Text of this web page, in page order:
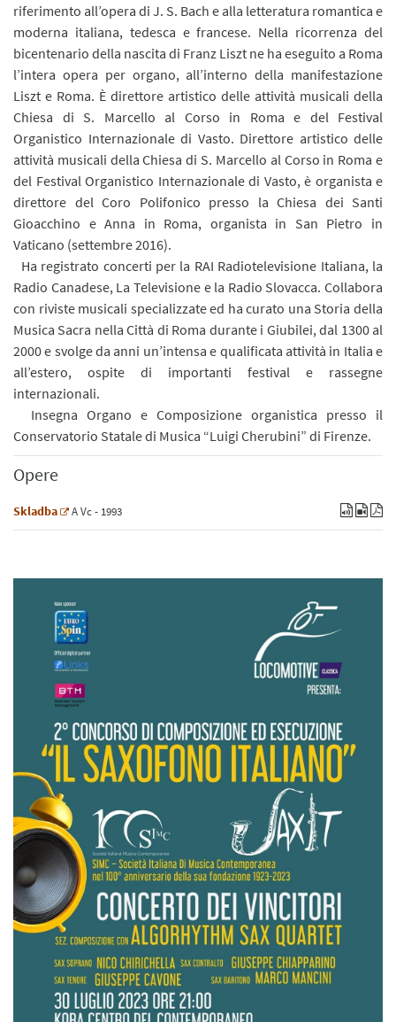
riferimento all’opera di J. S. Bach e alla letteratura romantica e
moderna italiana, tedesca e francese. Nella ricorrenza del
bicentenario della nascita di Franz Liszt ne ha eseguito a Roma
l’intera opera per organo, all’interno della manifestazione
Liszt e Roma. È direttore artistico delle attività musicali della
Chiesa di S. Marcello al Corso in Roma e del Festival
Organistico Internazionale di Vasto. Direttore artistico delle
attività musicali della Chiesa di S. Marcello al Corso in Roma e
del Festival Organistico Internazionale di Vasto, è organista e
direttore del Coro Polifonico presso la Chiesa dei Santi
Gioacchino e Anna in Roma, organista in San Pietro in
Vaticano (settembre 2016).
Ha registrato concerti per la RAI Radiotelevisione Italiana, la
Radio Canadese, La Televisione e la Radio Slovacca. Collabora
con riviste musicali specializzate ed ha curato una Storia della
Musica Sacra nella Città di Roma durante i Giubilei, dal 1300 al
2000 e svolge da anni un’intensa e qualificata attività in Italia e
all’estero, ospite di importanti festival e rassegne
internazionali.
Insegna Organo e Composizione organistica presso il
Conservatorio Statale di Musica “Luigi Cherubini” di Firenze.
Opere
Skladba AVc- 1993